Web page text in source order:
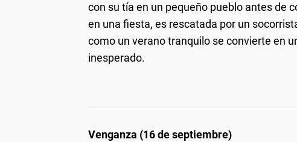
con su tía en un pequeño pueblo antes de
en una fiesta, es rescatada por un
como un verano tranquilo se convierte en
inesperado.
Venganza (16 de septiembre)